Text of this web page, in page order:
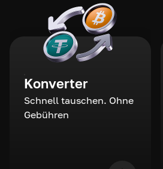
Konverter
Schnell tauschen. Ohne
Gebühren